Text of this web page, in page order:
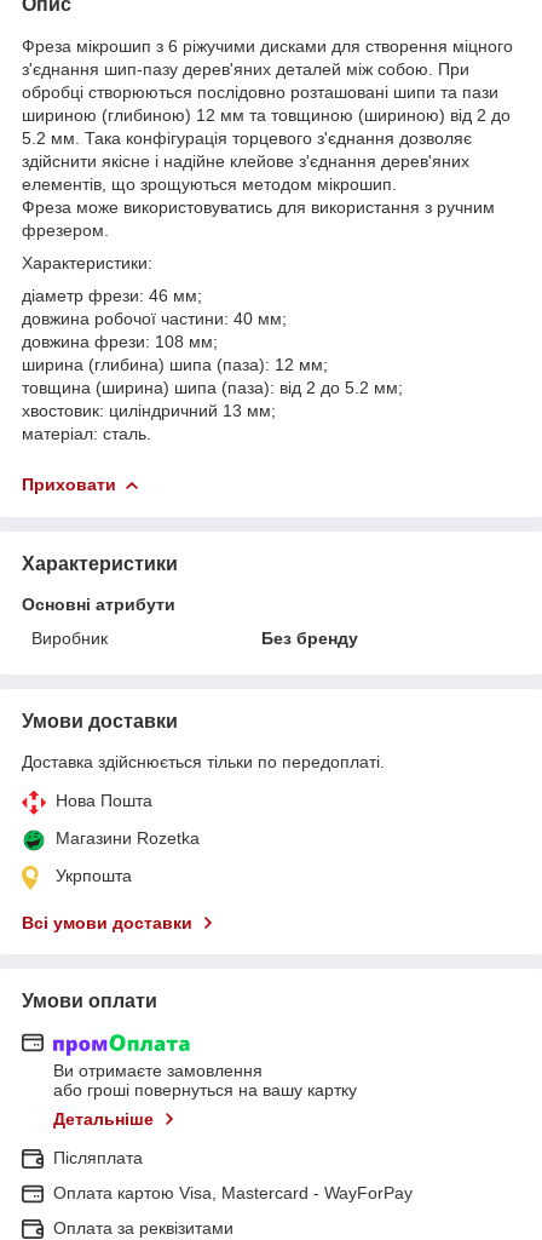
Фреза мікрошип з 6 ріжучими дисками для створення міцного
з'єднання шип-пазу дерев'яних деталей між собою. При
обробці створюються послідовно розташовані шипи та пази
шириною (глибиною) 12 мм та товщиною (шириною) від 2 до
5.2 мм. Така конфігурація торцевого з'єднання дозволяє
здійснити якісне і надійне клейове з'єднання дерев'яних
елементів, що зрощуються методом мікрошип.
Фреза може використовуватись для використання з ручним
фрезером.
Характеристики:
діаметр фрези: 46 мм;
довжина робочої частини: 40 мм;
довжина фрези: 108 мм;
ширина (глибина) шипа (паза): 12 мм;
товщина (ширина) шипа (паза): від 2 до 5.2 мм;
хвостовик: циліндричний 13 мм;
матеріал: сталь.
Приховати
Характеристики
Основні атрибути
Виробник
Без бренду
Умови доставки
Доставка здійснюється тільки по передоплаті.
Нова Пошта
Магазини Rozetka
Укрпошта
Всі умови доставки
Умови оплати
Ви отримаєте замовлення
або гроші повернуться на вашу картку
Детальніше
Післяплата
Оплата картою Visa, Mastercard - WayForPay
Оплата за реквізитами